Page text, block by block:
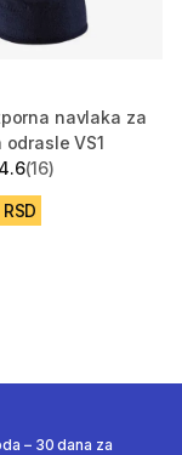
navlaka za
VS1
4.6
from 16
(16)
– 30 dana za